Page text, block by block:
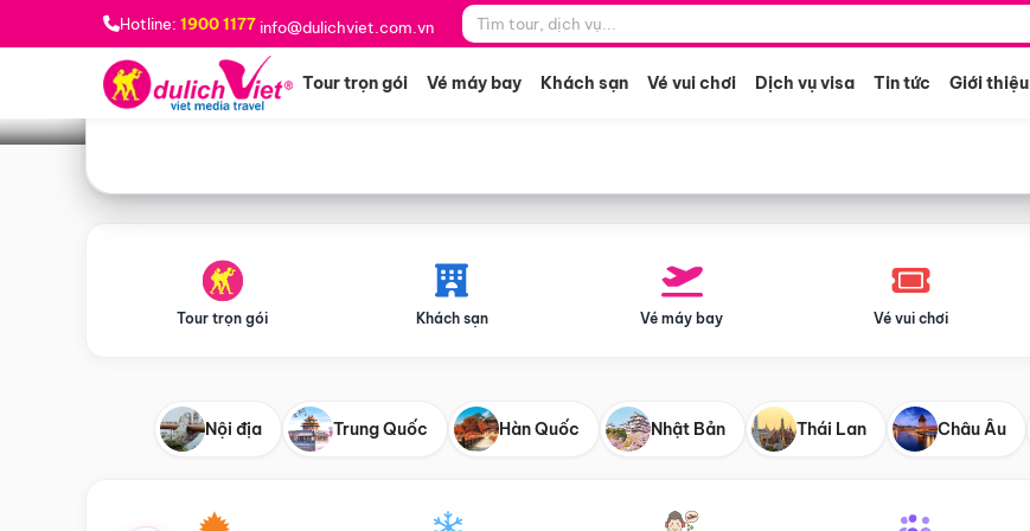
Hotline: 1900 1177 info@dulichviet.com.vn
Tour trọn gói Vé máy bay Khách sạn Vé vui chơi Dịch vụ visa Tin tức Giới thiệu
Bạn muốn đi đâu? *
Tour trọn gói Khách sạn Vé máy bay Vé vui chơi
Nội địa Trung Quốc Hàn Quốc Nhật Bản Thái Lan Châu Âu